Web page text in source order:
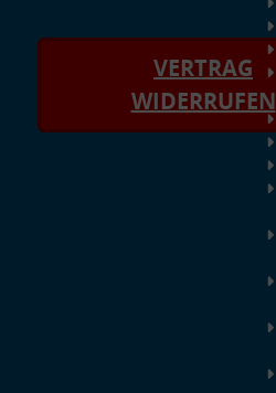
VERTRAG
WIDERRUFEN